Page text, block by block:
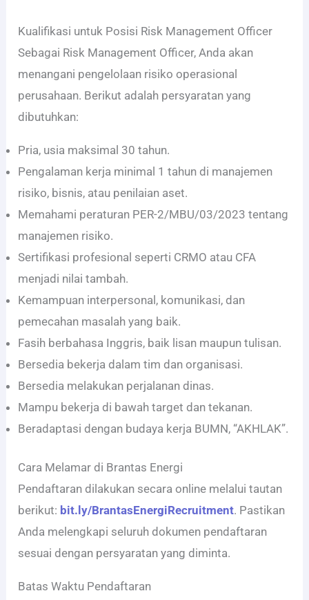
Kualifikasi untuk Posisi Risk Management Officer
Sebagai Risk Management Officer, Anda akan
menangani pengelolaan risiko operasional
perusahaan. Berikut adalah persyaratan yang
dibutuhkan:
Pria, usia maksimal 30 tahun.
Pengalaman kerja minimal 1 tahun di manajemen
risiko, bisnis, atau penilaian aset.
Memahami peraturan PER-2/MBU/03/2023 tentang
manajemen risiko.
Sertifikasi profesional seperti CRMO atau CFA
menjadi nilai tambah.
Kemampuan interpersonal, komunikasi, dan
pemecahan masalah yang baik.
Fasih berbahasa Inggris, baik lisan maupun tulisan.
Bersedia bekerja dalam tim dan organisasi.
Bersedia melakukan perjalanan dinas.
Mampu bekerja di bawah target dan tekanan.
Beradaptasi dengan budaya kerja BUMN, “AKHLAK”.
Cara Melamar di Brantas Energi
Pendaftaran dilakukan secara online melalui tautan
berikut: bit.ly/BrantasEnergiRecruitment. Pastikan
Anda melengkapi seluruh dokumen pendaftaran
sesuai dengan persyaratan yang diminta.
Batas Waktu Pendaftaran